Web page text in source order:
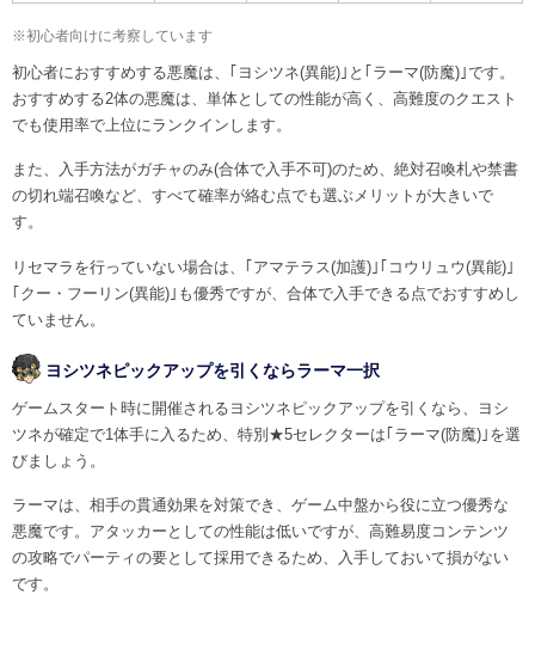
※初心者向けに考察しています
初心者におすすめする悪魔は、｢ヨシツネ(異能)｣と｢ラーマ(防魔)｣です。
おすすめする2体の悪魔は、単体としての性能が高く、高難度のクエスト
でも使用率で上位にランクインします。
また、入手方法がガチャのみ(合体で入手不可)のため、絶対召喚札や禁書
の切れ端召喚など、すべて確率が絡む点でも選ぶメリットが大きいで
す。
リセマラを行っていない場合は、｢アマテラス(加護)｣｢コウリュウ(異能)｣
｢クー・フーリン(異能)｣も優秀ですが、合体で入手できる点でおすすめし
ていません。
ヨシツネピックアップを引くならラーマ一択
ゲームスタート時に開催されるヨシツネピックアップを引くなら、ヨシ
ツネが確定で1体手に入るため、特別★5セレクターは｢ラーマ(防魔)｣を選
びましょう。
ラーマは、相手の貫通効果を対策でき、ゲーム中盤から役に立つ優秀な
悪魔です。アタッカーとしての性能は低いですが、高難易度コンテンツ
の攻略でパーティの要として採用できるため、入手しておいて損がない
です。